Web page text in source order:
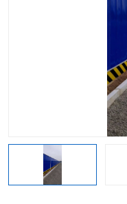
生产加工单板复合围